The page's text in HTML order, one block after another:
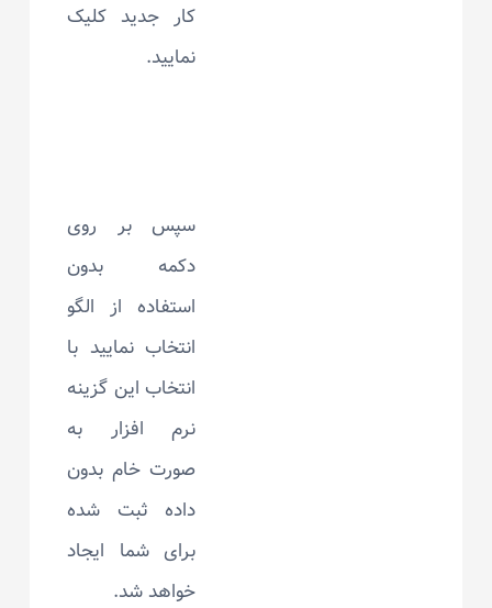
کار جدید کلیک
نمایید.
سپس بر روی
دکمه بدون
استفاده از الگو
انتخاب نمایید با
انتخاب این گزینه
نرم افزار به
صورت خام بدون
داده ثبت شده
برای شما ایجاد
خواهد شد.